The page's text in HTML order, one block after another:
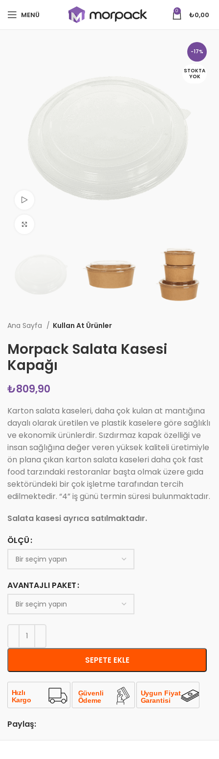
MENÜ 0 ₺0,00
-17%
STOKTA
YOK
Ana Sayfa Kullan At Ürünler
Morpack Salata Kasesi
Kapağı
₺
Karton salata kaseleri, daha çok kulan at mantığına
dayalı olarak üretilen ve plastik kaselere göre sağlıklı
ve ekonomik ürünlerdir. Sızdırmaz kapak özelliği ve
insan sağlığına değer veren yüksek kaliteli üretimiyle
ön plana çıkan karton salata kaseleri daha çok fast
food tarzındaki restoranlar başta olmak üzere gıda
sektöründeki bir çok işletme tarafından tercih
edilmektedir. “4” iş günü termin süresi bulunmaktadır.
Salata kasesi ayrıca satılmaktadır.
ÖLÇÜ
AVANTAJLI PAKET
SEPETE EKLE
Paylaş: